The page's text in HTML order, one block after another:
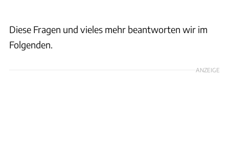
Diese Fragen und vieles mehr beantworten wir im
Folgenden.
ANZEIGE